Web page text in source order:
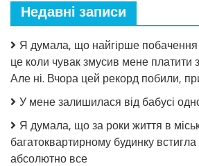
Недавні записи
Я думала, що найгірше
це коли чувак змусив мене платити
Але ні. Вчора цей рекорд побили,
У мене залишилася від бабусі
Я думала, що за роки життя в
багатоквартирному будинку
абсолютно все